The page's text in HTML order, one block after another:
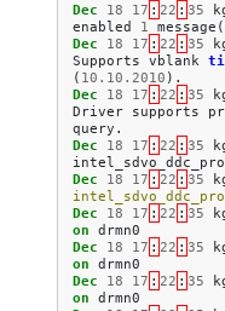
Dec
18 17 : 22 : 35
enabled
1 message (
Dec
18 17 : 22 : 35
Supports vblank
( 10.10.2010 ).
Dec
18 17 : 22 : 35
Driver supports
query .
Dec
18 17 : 22 : 35
Dec
18 17 : 22 : 35
Dec
18 17 : 22 : 35
on drmn0
Dec
18 17 : 22 : 35
on drmn0
Dec
18 17 : 22 : 35
on drmn0